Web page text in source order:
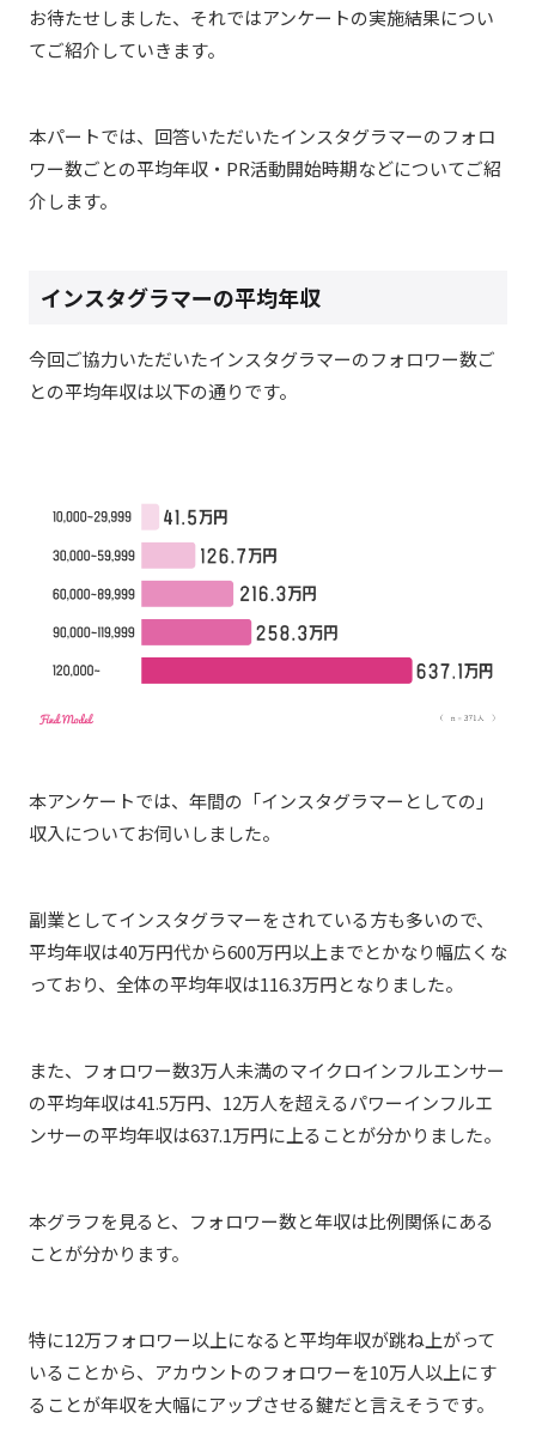
お待たせしました、それではアンケートの実施結果につい
てご紹介していきます。
本パートでは、回答いただいたインスタグラマーのフォロ
ワー数ごとの平均年収・PR活動開始時期などについてご紹
介します。
インスタグラマーの平均年収
今回ご協力いただいたインスタグラマーのフォロワー数ご
との平均年収は以下の通りです。
本アンケートでは、年間の「インスタグラマーとしての」
収入についてお伺いしました。
副業としてインスタグラマーをされている方も多いので、
平均年収は40万円代から600万円以上までとかなり幅広くな
っており、全体の平均年収は116.3万円となりました。
また、フォロワー数3万人未満のマイクロインフルエンサー
の平均年収は41.5万円、12万人を超えるパワーインフルエ
ンサーの平均年収は637.1万円に上ることが分かりました。
本グラフを見ると、フォロワー数と年収は比例関係にある
ことが分かります。
特に12万フォロワー以上になると平均年収が跳ね上がって
いることから、アカウントのフォロワーを10万人以上にす
ることが年収を大幅にアップさせる鍵だと言えそうです。